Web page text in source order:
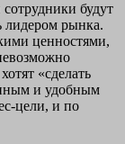
будут
лидером рынка.
ценностями,
«сделать
и удобным
цели, и по